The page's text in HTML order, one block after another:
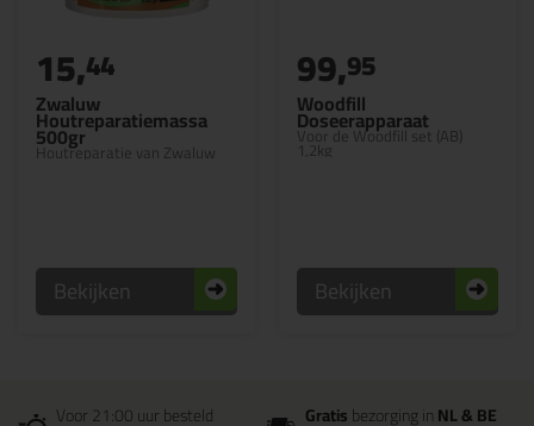
Zwaluw
Houtreparatiemassa
500gr
Houtreparatie van Zwaluw
15,44
Bekijken
Woodfill
Doseerapparaat
Voor de Woodfill set (AB)
1,2kg
99,95
Bekijken
Voor 21:00 uur besteld Gratisbezorging inNL & BE